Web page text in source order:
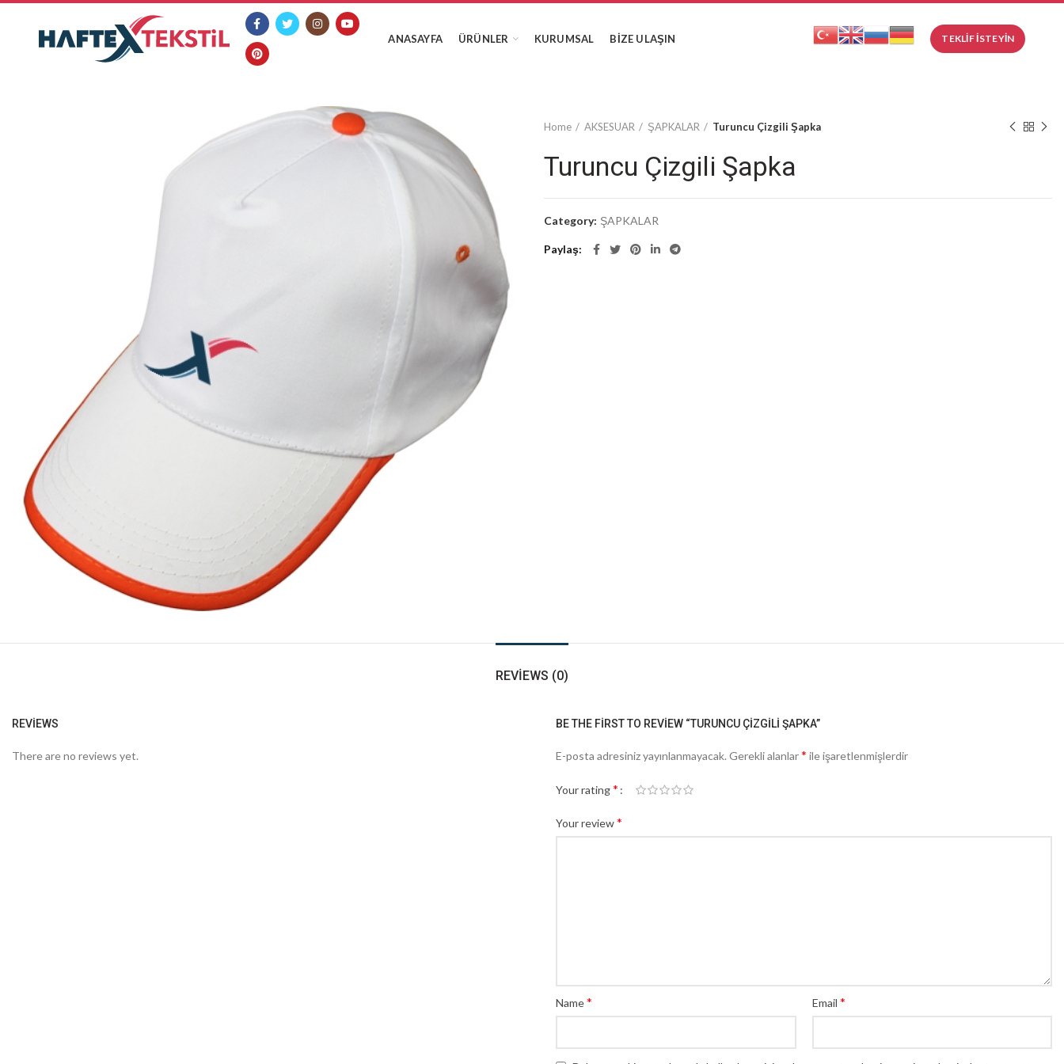
ANASAYFA ÜRÜNLER KURUMSAL BIZE ULAŞIN TEKLIF İSTEYIN
Home AKSESUAR ŞAPKALAR Turuncu Çizgili Şapka
Turuncu Çizgili Şapka
Category: ŞAPKALAR
Paylaş
REVIEWS (0)
REVIEWS
There are no reviews yet.
BE THE FIRST TO REVIEW “TURUNCU ÇIZGILI ŞAPKA”
E-posta adresiniz yayınlanmayacak. Gerekli alanlar* ile işaretlenmişlerdir
Your rating*
Your review*
Name* Email *